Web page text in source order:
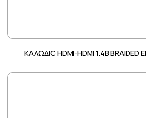
ΚΑΛΩΔΙΟ HDMI-HDMI 1.4B BRAIDED